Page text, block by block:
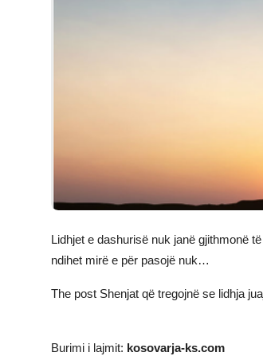
Lidhjet e dashurisë nuk janë gjithmonë
ndihet mirë e për pasojë nuk…
The post Shenjat që tregojnë se lidhja
Burimi i lajmit: kosovarja-ks.com